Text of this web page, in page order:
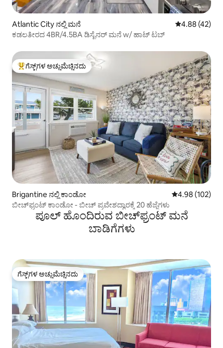
Atlantic City ನಲ್ಲಿ ಮನೆ 5 ರಲ್ಲಿ 4.88
4.88 (42)
ಕಡಲತೀರದ 4BR/4.5BA ಡಿಸೈನರ್ ಮನೆ w/ ಹಾಟ್ ಟಬ್
ಗೆಸ್ಟ್‌ಗಳಿಗೆ ಅತಿ ಹೆಚ್ಚು ಅಚ್ಚುಮೆಚ್ಚಿನದು
ಗೆಸ್ಟ್‌ಗಳ ಅಚ್ಚುಮೆಚ್ಚಿನದು
Brigantine ನಲ್ಲಿ ಕಾಂಡೋ 5 ರಲ್ಲಿ 4.98
4.98 (102)
ಬೀಚ್‌ಫ್ರಂಟ್ ಕಾಂಡೋ - ಬೀಚ್ ಪ್ರವೇಶದ್ವಾರಕ್ಕೆ 20 ಹೆಜ್ಜೆಗಳು
ಪೂಲ್ ಹೊಂದಿರುವ ಬೀಚ್‌‌ಫ್ರಂಟ್ ಮನೆ
ಬಾಡಿಗೆಗಳು
ಗೆಸ್ಟ್‌ಗಳ ಅಚ್ಚುಮೆಚ್ಚಿನದು
ಗೆಸ್ಟ್‌ಗಳ ಅಚ್ಚುಮೆಚ್ಚಿನದು